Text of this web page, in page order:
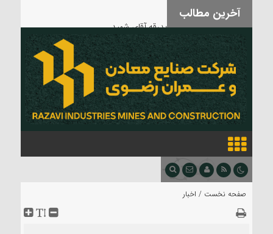
آخرین مطالب
صفحه نخست / اخبار